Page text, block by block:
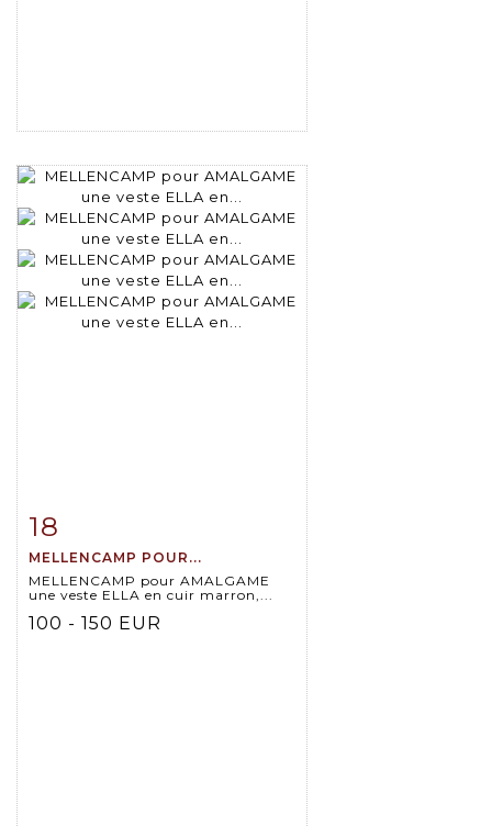
Item detail
18
MELLENCAMP POUR...
MELLENCAMP pour AMALGAME
une veste ELLA en cuir marron,...
100 - 150 EUR